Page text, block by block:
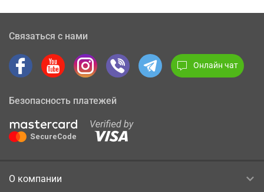
Связаться с нами
Онлайн чат
Безопасность платежей
О компании